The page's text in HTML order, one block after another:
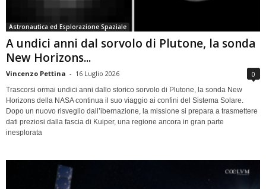
Astronautica ed Esplorazione Spaziale
A undici anni dal sorvolo di Plutone, la sonda
New Horizons...
Vincenzo Pettina - 16 Luglio 2026 0
Trascorsi ormai undici anni dallo storico sorvolo di Plutone, la sonda New
Horizons della NASA continua il suo viaggio ai confini del Sistema Solare.
Dopo un nuovo risveglio dall’ibernazione, la missione si prepara a trasmettere
dati preziosi dalla fascia di Kuiper, una regione ancora in gran parte
inesplorata